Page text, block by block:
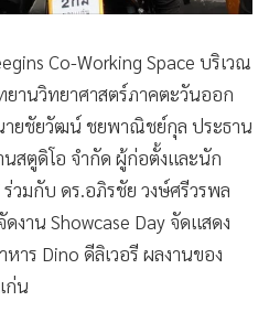
Co-Working Space บริเวณ
านวิทยาศาสตร์ภาคตะวันออก
ายชัยวัฒน์ ชยพาณิชย์กุล ประธาน
สตูดิโอ จำกัด ผู้ก่อตั้งและนัก
วมกับ ดร.อภิรชัย วงษ์ศรีวรพล
งาน Showcase Day จัดแสดง
าร Dino ดีลิเวอรี ผลงานของ
ก่น